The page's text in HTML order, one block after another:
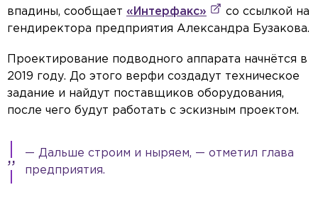
впадины, сообщает «Интерфакс»
со ссылкой на
гендиректора предприятия Александра Бузакова.
Проектирование подводного аппарата начнётся в
2019 году. До этого верфи создадут техническое
задание и найдут поставщиков оборудования,
после чего будут работать с эскизным проектом.
— Дальше строим и ныряем, — отметил глава
предприятия.